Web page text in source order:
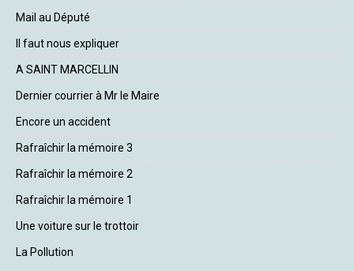
Mail au Député
Il faut nous expliquer
A SAINT MARCELLIN
Dernier courrier à Mr le Maire
Encore un accident
Rafraîchir la mémoire 3
Rafraîchir la mémoire 2
Rafraîchir la mémoire 1
Une voiture sur le trottoir
La Pollution